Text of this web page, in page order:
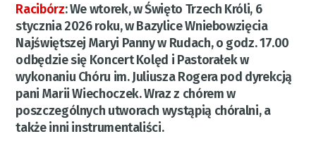
Racibórz:We wtorek, w Święto Trzech Króli, 6
stycznia 2026 roku, w Bazylice Wniebowzięcia
Najświętszej Maryi Panny w Rudach, o godz. 17.00
odbędzie się Koncert Kolęd i Pastorałek w
wykonaniu Chóru im. Juliusza Rogera pod dyrekcją
pani Marii Wiechoczek. Wraz z chórem w
poszczególnych utworach wystąpią chóralni, a
także inni instrumentaliści.